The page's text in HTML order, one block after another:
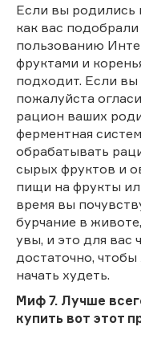
Если вы родились
как вас
пользованию
фруктами и
подходит. Если вы
пожалуйста
рацион ваших
ферментная
обрабатывать
сырых фруктов и
пищи на фрукты
время вы
бурчание в
увы, и это для вас
достаточно,
начать худеть.
Миф 7. Лучше
купить вот этот